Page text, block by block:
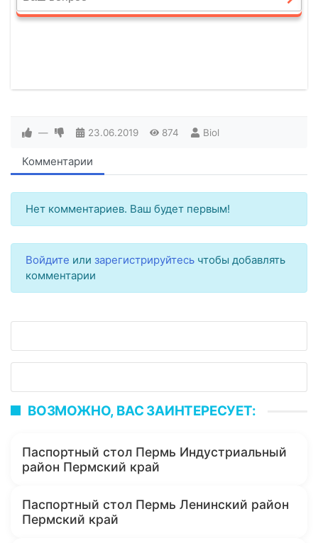
— 23.06.2019 874 Biol
Комментарии
Нет комментариев. Ваш будет первым!
Войдите или зарегистрируйтесь чтобы добавлять
комментарии
ВОЗМОЖНО, ВАС ЗАИНТЕРЕСУЕТ:
Паспортный стол Пермь Индустриальный
район Пермский край
Паспортный стол Пермь Ленинский район
Пермский край